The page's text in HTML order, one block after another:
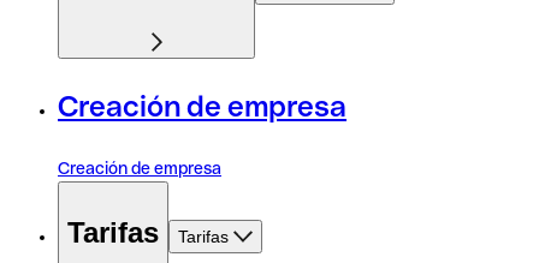
Creación de empresa
Creación de empresa
Tarifas Tarifas